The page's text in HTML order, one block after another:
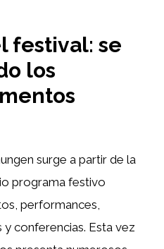
festival: se
los
surge a partir de la
programa festivo
performances,
conferencias. Esta vez